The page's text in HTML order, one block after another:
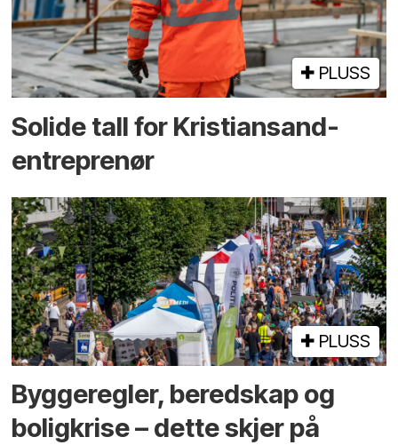
PLUSS
Solide tall for Kristiansand-
entreprenør
PLUSS
Bygge­regler, beredskap og
bolig­krise – dette skjer på